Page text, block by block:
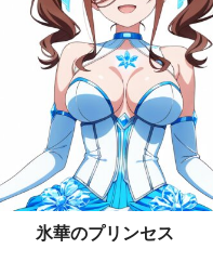
氷華のプリンセス